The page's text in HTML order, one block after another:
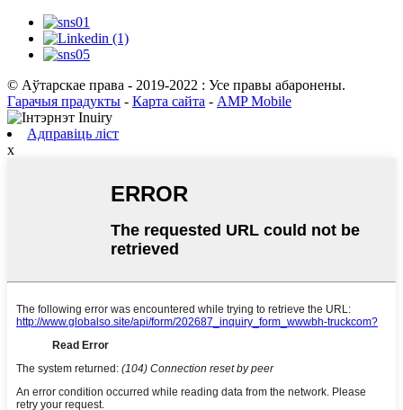
© Аўтарскае права - 2019-2022 : Усе правы абаронены.
Гарачыя прадукты - Карта сайта - AMP Mobile
Адправіць ліст
x